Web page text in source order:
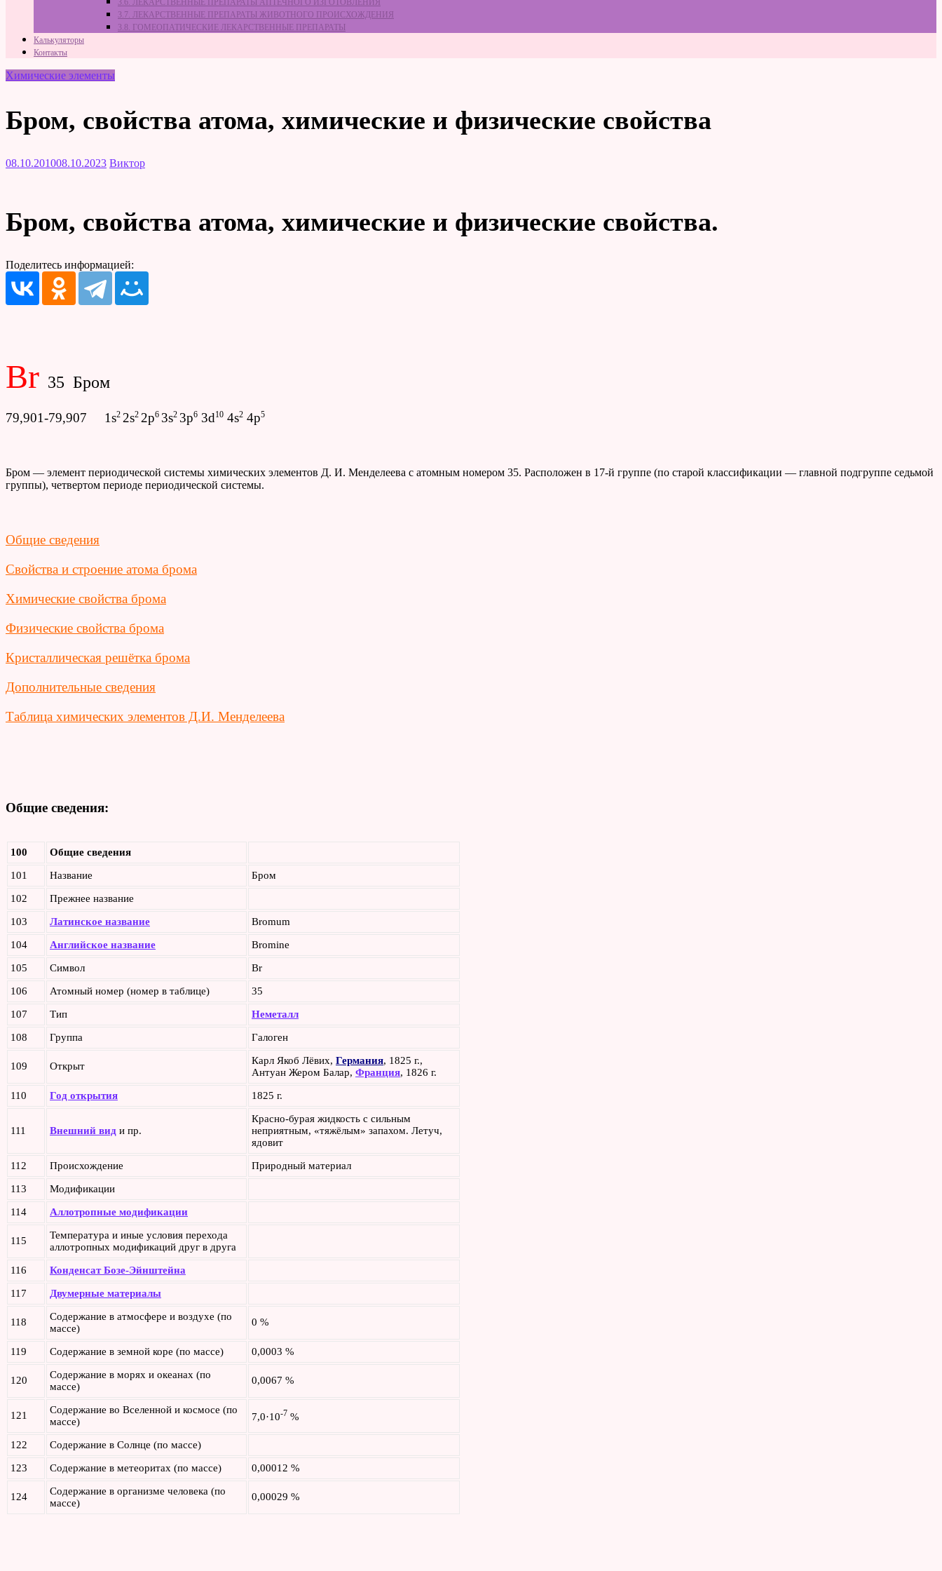
3.6. ЛЕКАРСТВЕННЫЕ ПРЕПАРАТЫ АПТЕЧНОГО ИЗГОТОВЛЕНИЯ
3.7. ЛЕКАРСТВЕННЫЕ ПРЕПАРАТЫ ЖИВОТНОГО ПРОИСХОЖДЕНИЯ
3.8. ГОМЕОПАТИЧЕСКИЕ ЛЕКАРСТВЕННЫЕ ПРЕПАРАТЫ
Калькуляторы
Контакты
Химические элементы
Бром, свойства атома, химические и физические свойства
08.10.201008.10.2023 Виктор
Бром, свойства атома, химические и физические свойства.
Поделитесь информацией:
Br 35 Бром
79,901-79,907 1s2 2s2 2p6 3s2 3p6 3d10 4s2 4p5
Бром — элемент периодической системы химических элементов Д. И. Менделеева с атомным номером 35. Расположен в 17-й группе (по старой классификации — главной подгруппе седьмой
группы), четвертом периоде периодической системы.
Общие сведения
Свойства и строение атома брома
Химические свойства брома
Физические свойства брома
Кристаллическая решётка брома
Дополнительные сведения
Таблица химических элементов Д.И. Менделеева
Общие сведения:
100 Общие сведения
101 Название Бром
102 Прежнее название
103 Латинское название Bromum
104 Английское название Bromine
105 Символ Br
106 Атомный номер (номер в таблице) 35
107 Тип Неметалл
108 Группа Галоген
109 Открыт Карл Якоб Лёвих, Германия, 1825 г.,
Антуан Жером Балар, Франция, 1826 г.
110 Год открытия 1825 г.
111 Внешний вид и пр.
Красно-бурая жидкость с сильным
неприятным, «тяжёлым» запахом. Летуч,
ядовит
112 Происхождение Природный материал
113 Модификации
114 Аллотропные модификации
115
Температура и иные условия перехода
аллотропных модификаций друг в друга
116 Конденсат Бозе-Эйнштейна
117 Двумерные материалы
118
Содержание в атмосфере и воздухе (по
массе)
0 %
119 Содержание в земной коре (по массе) 0,0003 %
120
Содержание в морях и океанах (по
массе)
0,0067 %
121
Содержание во Вселенной и космосе (по
массе)
7,0·10-7 %
122 Содержание в Солнце (по массе)
123 Содержание в метеоритах (по массе) 0,00012 %
124
Содержание в организме человека (по
массе)
0,00029 %